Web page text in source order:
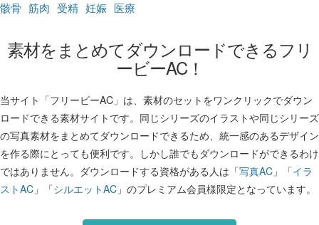
骸骨 筋肉 受精 妊娠 医療
素材をまとめてダウンロードできるフリ
ービーAC！
当サイト「フリービーAC」は、素材のセットをワンクリックでダウン
ロードできる素材サイトです。同じシリーズのイラストや同じシリーズ
の写真素材をまとめてダウンロードできるため、統一感のあるデザイン
を作る際にとっても便利です。しかし誰でもダウンロードができるわけ
ではありません。ダウンロードする資格がある人は「写真AC 」「イラ
ストAC 」「シルエットAC 」のプレミアム会員様限定となっています。